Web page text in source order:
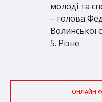
молоді та
– голова
Волинської
5. Різне.
ОНЛАЙН